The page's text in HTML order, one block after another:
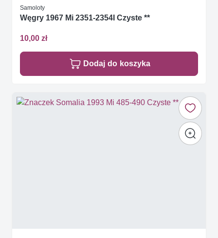
Samoloty
Węgry 1967 Mi 2351-2354I Czyste **
10,00 zł
Dodaj do koszyka